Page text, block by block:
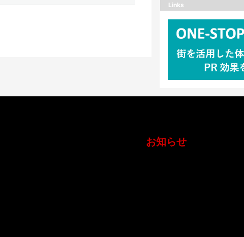
Links
お知らせ